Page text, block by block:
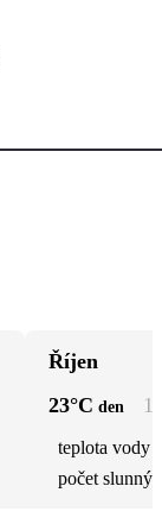
Říjen
23°C den
teplota vody
počet